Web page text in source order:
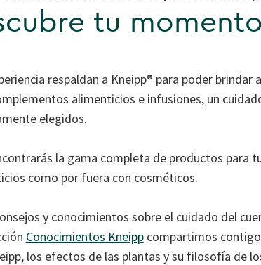
tu
respaldan a Kneipp® para poder
alimenticios e infusiones, un
elegidos.
la gama completa de productos para
como por fuera con cosméticos.
y conocimientos sobre el cuidado del
Conocimientos Kneippcompartimos
los efectos de las plantas y su filosofía de